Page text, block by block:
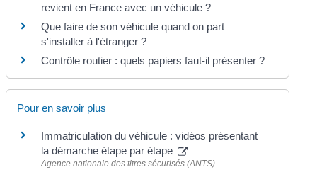
revient en France avec un véhicule ?
Que faire de son véhicule quand on part
s'installer à l'étranger ?
Contrôle routier : quels papiers faut-il présenter ?
Pour en savoir plus
Immatriculation du véhicule : vidéos présentant
la démarche étape par étape
Agence nationale des titres sécurisés (ANTS)